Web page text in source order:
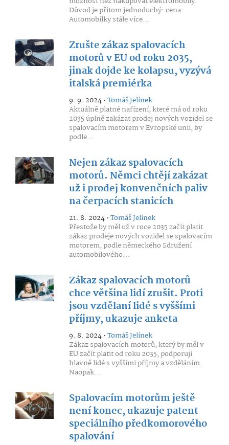
Důvod je přitom jednoduchý: cena.
Automobilky stále více...
Zrušte zákaz spalovacích
motorů v EU od roku 2035,
jinak dojde ke kolapsu, vyzývá
italská premiérka
9. 9. 2024 •Tomáš Jelínek
Aktuálně platné nařízení, které má od roku
2035 úplně zakázat prodej nových vozidel se
spalovacím motorem v Evropské unii, by
podle...
Nejen zákaz spalovacích
motorů. Němci chtějí zakázat
už i prodej konvenčních paliv
na čerpacích stanicích
21. 8. 2024 •Tomáš Jelínek
Přestože by měl už v roce 2035 začít platit
zákaz prodeje nových vozidel se spalovacím
motorem, podle německého Sdružení
automobilového...
Zákaz spalovacích motorů
chce většina lidí zrušit. Proti
jsou vzdělaní lidé s vyššími
příjmy, ukazuje anketa
9. 8. 2024 •Tomáš Jelínek
Zákaz spalovacích motorů, který by měl v
EU začít platit od roku 2035, podporují
hlavně lidé s vyššími příjmy a vzděláním.
Naopak...
Spalovacím motorům ještě
není konec, ukazuje patent
speciálního předkomorového
spalování